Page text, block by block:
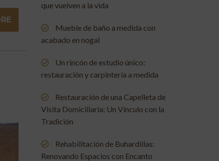
que vuelven a la vida
Mueble de baño a medida con
acabado en nogal
Un rincón de estudio único:
restauración y carpintería a medida
Restauración de una Capelleta de
Visita Domiciliaria: Un Vínculo con la
Tradición
Rehabilitación de Buhardillas:
Renovando Espacios con Encanto